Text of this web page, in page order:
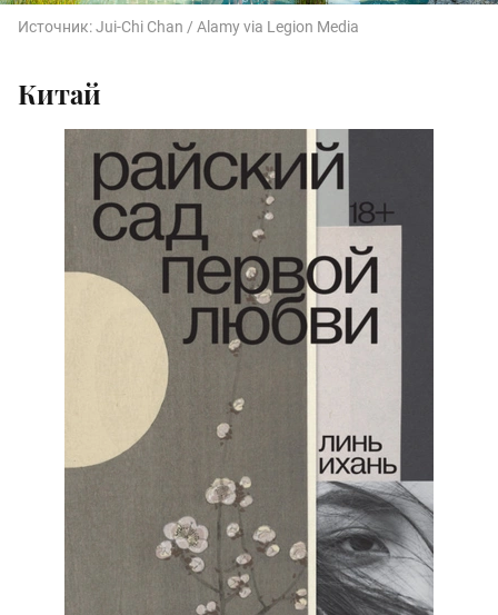
Источник:Jui-Chi Chan / Alamy via Legion Media
Китай